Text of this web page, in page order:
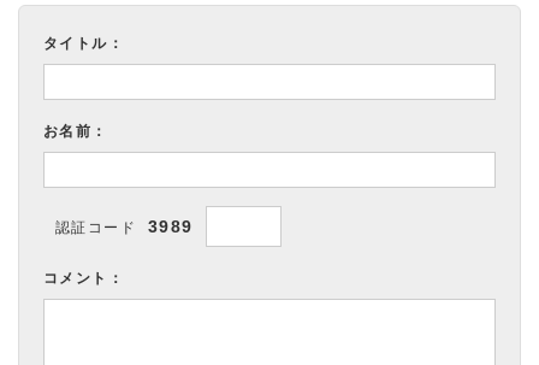
タイトル：
お名前：
認証コード 3989
コメント：